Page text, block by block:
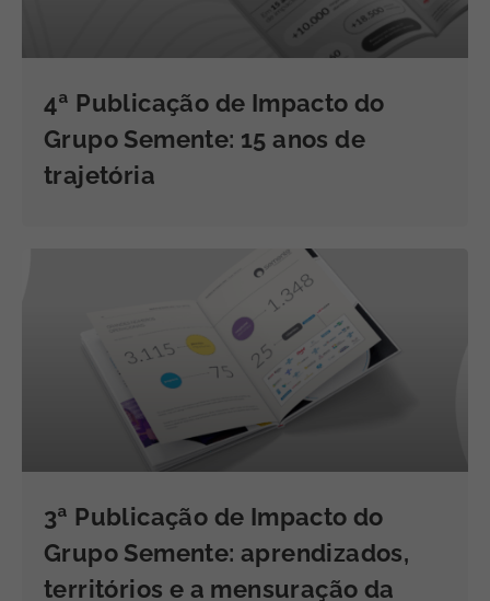
4ª Publicação de Impacto do
Grupo Semente: 15 anos de
trajetória
3ª Publicação de Impacto do
Grupo Semente: aprendizados,
territórios e a mensuração da